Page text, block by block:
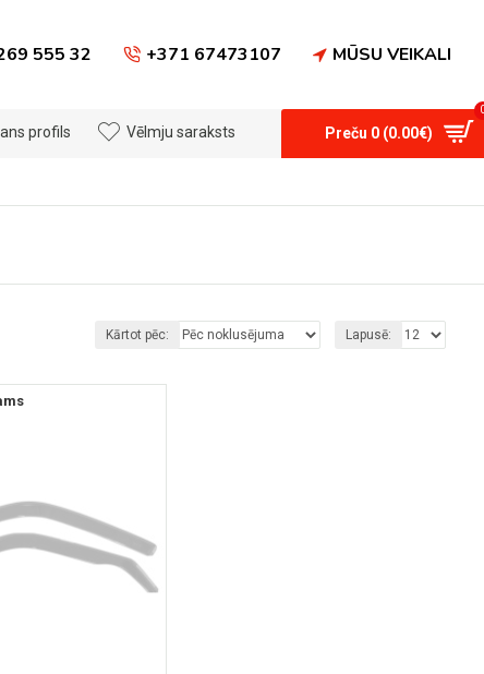
555 32 +371 67473107 MŪSU VEIKALI
profils Vēlmju saraksts Preču 0 (0.00€)
Kārtot pēc: Lapusē: